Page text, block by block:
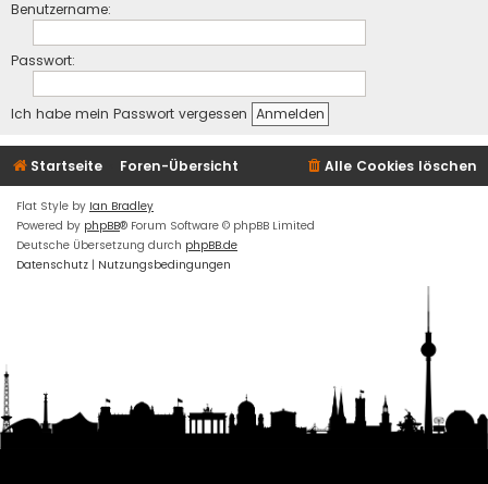
Benutzername:
Passwort:
Ich habe mein Passwort vergessen
Startseite Foren-Übersicht Alle Cookies löschen
Flat Style by Ian Bradley
Powered by phpBB® Forum Software © phpBB Limited
Deutsche Übersetzung durch phpBB.de
Datenschutz | Nutzungsbedingungen